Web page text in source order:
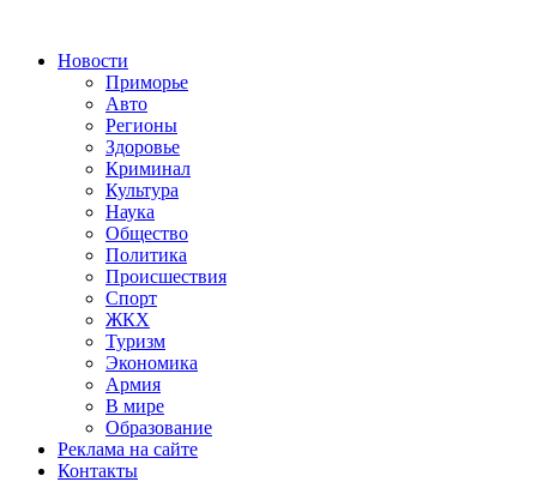
Новости
Приморье
Авто
Регионы
Здоровье
Криминал
Культура
Наука
Общество
Политика
Происшествия
Спорт
ЖКХ
Туризм
Экономика
Армия
В мире
Образование
Реклама на сайте
Контакты